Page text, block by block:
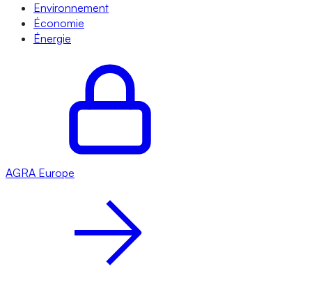
Environnement
Économie
Énergie
AGRA Europe